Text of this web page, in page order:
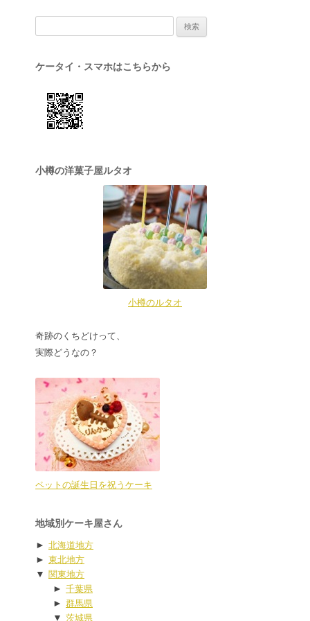
ケータイ・スマホはこちらから
小樽の洋菓子屋ルタオ
小樽のルタオ
奇跡のくちどけって、
実際どうなの？
ペットの誕生日を祝うケーキ
地域別ケーキ屋さん
► 北海道地方
► 東北地方
▼ 関東地方
► 千葉県
► 群馬県
▼ 茨城県